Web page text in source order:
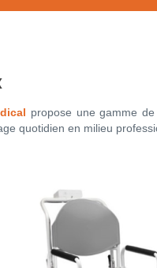
propose une gamme de
quotidien en milieu